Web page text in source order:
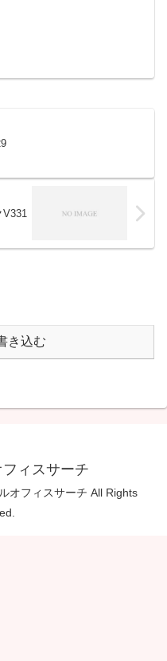
V331
き込む
ィスサーチ
オフィスサーチ All Rights